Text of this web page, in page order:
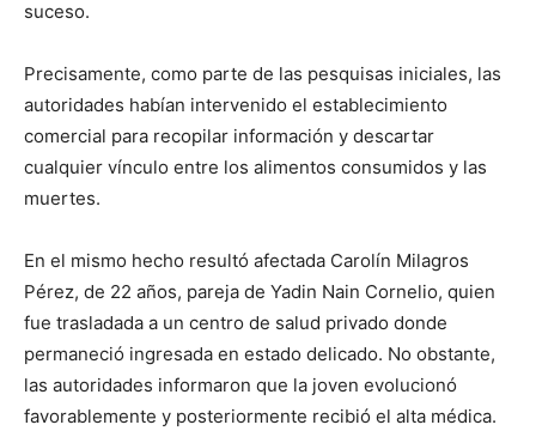
suceso.
Precisamente, como parte de las pesquisas iniciales, las
autoridades habían intervenido el establecimiento
comercial para recopilar información y descartar
cualquier vínculo entre los alimentos consumidos y las
muertes.
En el mismo hecho resultó afectada Carolín Milagros
Pérez, de 22 años, pareja de Yadin Nain Cornelio, quien
fue trasladada a un centro de salud privado donde
permaneció ingresada en estado delicado. No obstante,
las autoridades informaron que la joven evolucionó
favorablemente y posteriormente recibió el alta médica.